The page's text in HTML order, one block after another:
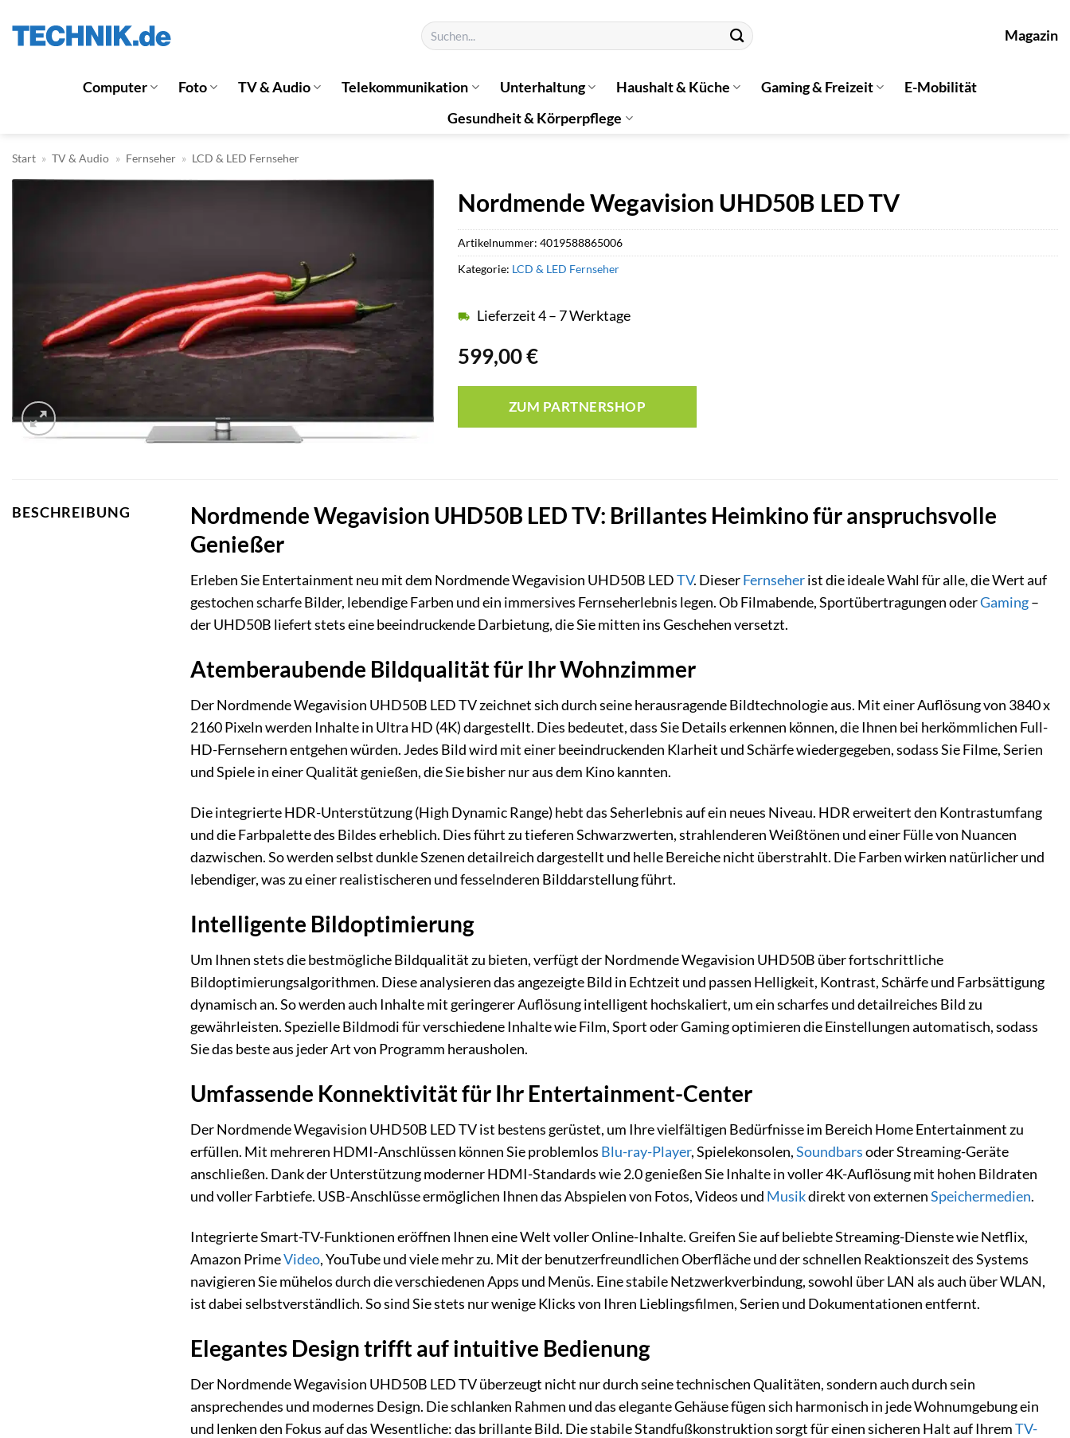
Inhalt
Suchen
nach:
Magazin
Computer Foto TV & Audio Telekommunikation Unterhaltung Haushalt & Küche Gaming & Freizeit
E-Mobilität
Gesundheit & Körperpflege
Start » TV & Audio » Fernseher » LCD & LED Fernseher
Nordmende Wegavision UHD50B LED TV
599,00€
Lieferzeit 4 – 7 Werktage
ZUM PARTNERSHOP
Artikelnummer: 4019588865006
Kategorie: LCD & LED Fernseher
BESCHREIBUNG
Nordmende Wegavision UHD50B LED TV: Brillantes Heimkino für anspruchsvolle
Genießer
Erleben Sie Entertainment neu mit dem Nordmende Wegavision UHD50B LEDTV. DieserFernseherist die ideale Wahl für alle, die Wert auf
gestochen scharfe Bilder, lebendige Farben und ein immersives Fernseherlebnis legen. Ob Filmabende, Sportübertragungen oderGaming–
der UHD50B liefert stets eine beeindruckende Darbietung, die Sie mitten ins Geschehen versetzt.
Atemberaubende Bildqualität für Ihr Wohnzimmer
Der Nordmende Wegavision UHD50B LED TV zeichnet sich durch seine herausragende Bildtechnologie aus. Mit einer Auflösung von 3840 x
2160 Pixeln werden Inhalte in Ultra HD (4K) dargestellt. Dies bedeutet, dass Sie Details erkennen können, die Ihnen bei herkömmlichen Full-
HD-Fernsehern entgehen würden. Jedes Bild wird mit einer beeindruckenden Klarheit und Schärfe wiedergegeben, sodass Sie Filme, Serien
und Spiele in einer Qualität genießen, die Sie bisher nur aus dem Kino kannten.
Die integrierte HDR-Unterstützung (High Dynamic Range) hebt das Seherlebnis auf ein neues Niveau. HDR erweitert den Kontrastumfang
und die Farbpalette des Bildes erheblich. Dies führt zu tieferen Schwarzwerten, strahlenderen Weißtönen und einer Fülle von Nuancen
dazwischen. So werden selbst dunkle Szenen detailreich dargestellt und helle Bereiche nicht überstrahlt. Die Farben wirken natürlicher und
lebendiger, was zu einer realistischeren und fesselnderen Bilddarstellung führt.
Intelligente Bildoptimierung
Um Ihnen stets die bestmögliche Bildqualität zu bieten, verfügt der Nordmende Wegavision UHD50B über fortschrittliche
Bildoptimierungsalgorithmen. Diese analysieren das angezeigte Bild in Echtzeit und passen Helligkeit, Kontrast, Schärfe und Farbsättigung
dynamisch an. So werden auch Inhalte mit geringerer Auflösung intelligent hochskaliert, um ein scharfes und detailreiches Bild zu
gewährleisten. Spezielle Bildmodi für verschiedene Inhalte wie Film, Sport oder Gaming optimieren die Einstellungen automatisch, sodass
Sie das beste aus jeder Art von Programm herausholen.
Umfassende Konnektivität für Ihr Entertainment-Center
Der Nordmende Wegavision UHD50B LED TV ist bestens gerüstet, um Ihre vielfältigen Bedürfnisse im Bereich Home Entertainment zu
erfüllen. Mit mehreren HDMI-Anschlüssen können Sie problemlos Blu-ray-Player, Spielekonsolen,Soundbarsoder Streaming-Geräte
anschließen. Dank der Unterstützung moderner HDMI-Standards wie 2.0 genießen Sie Inhalte in voller 4K-Auflösung mit hohen Bildraten
und voller Farbtiefe. USB-Anschlüsse ermöglichen Ihnen das Abspielen von Fotos, Videos und Musikdirekt von externenSpeichermedien.
Integrierte Smart-TV-Funktionen eröffnen Ihnen eine Welt voller Online-Inhalte. Greifen Sie auf beliebte Streaming-Dienste wie Netflix,
Amazon PrimeVideo, YouTube und viele mehr zu. Mit der benutzerfreundlichen Oberfläche und der schnellen Reaktionszeit des Systems
navigieren Sie mühelos durch die verschiedenen Apps und Menüs. Eine stabile Netzwerkverbindung, sowohl über LAN als auch über WLAN,
ist dabei selbstverständlich. So sind Sie stets nur wenige Klicks von Ihren Lieblingsfilmen, Serien und Dokumentationen entfernt.
Elegantes Design trifft auf intuitive Bedienung
Der Nordmende Wegavision UHD50B LED TV überzeugt nicht nur durch seine technischen Qualitäten, sondern auch durch sein
ansprechendes und modernes Design. Die schlanken Rahmen und das elegante Gehäuse fügen sich harmonisch in jede Wohnumgebung ein
und lenken den Fokus auf das Wesentliche: das brillante Bild. Die stabile Standfußkonstruktion sorgt für einen sicheren Halt auf IhremTV-